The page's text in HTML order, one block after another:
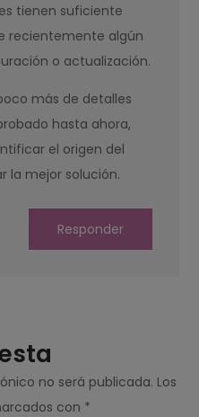
tienen suficiente
recientemente algún
o actualización.
más de detalles
hasta ahora,
el origen del
la mejor solución.
Responder
no será publicada. Los
con *